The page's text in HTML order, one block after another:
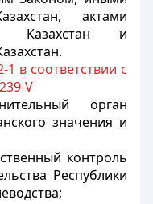
актами
Казахстан и
в соответствии с
V
орган
значения и
контроль
Республики